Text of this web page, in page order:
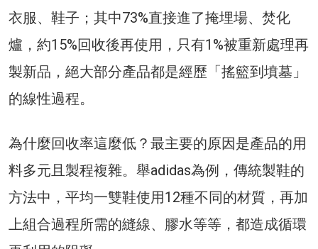
衣服、鞋子；其中73%直接進了掩埋場、焚化
爐，約15%回收後再使用，只有1%被重新處理再
製新品，絕大部分產品都是經歷「搖籃到墳墓」
的線性過程。
為什麼回收率這麼低？最主要的原因是產品的用
料多元且製程複雜。舉adidas為例，傳統製鞋的
方法中，平均一雙鞋使用12種不同的材質，再加
上組合過程所需的縫線、膠水等等，都造成循環